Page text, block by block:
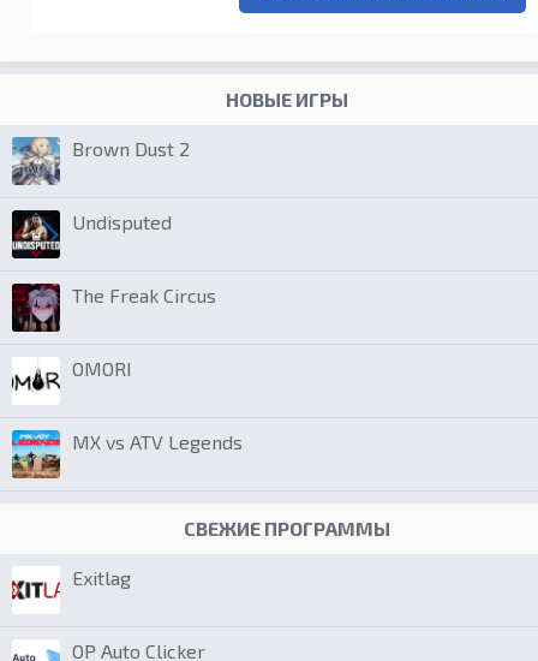
НОВЫЕ ИГРЫ
Brown Dust 2
Undisputed
The Freak Circus
OMORI
MX vs ATV Legends
СВЕЖИЕ ПРОГРАММЫ
Exitlag
OP Auto Clicker